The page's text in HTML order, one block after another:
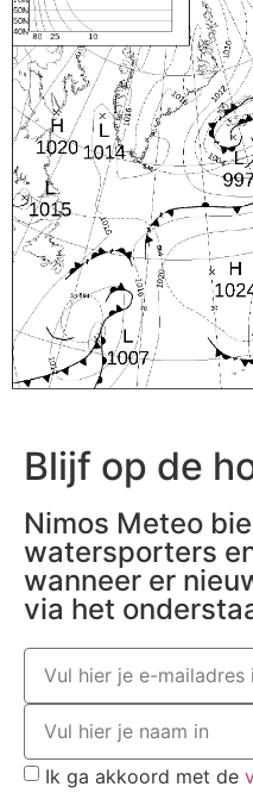
Blijf op de
Nimos Meteo
watersporters
wanneer er
via het
Ik ga akkoord met de